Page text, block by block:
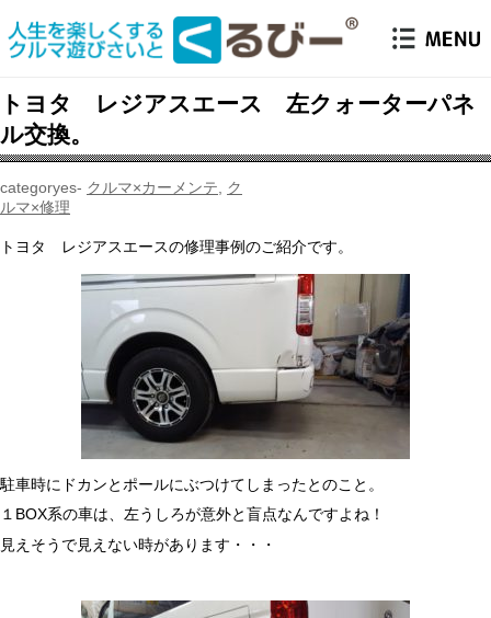
トヨタ レジアスエース 左クォーターパネ
ル交換。
クルマ×カーメンテ
ク
ルマ×修理
トヨタ レジアスエースの修理事例のご紹介です。
駐車時にドカンとポールにぶつけてしまったとのこと。
１BOX系の車は、左うしろが意外と盲点なんですよね！
見えそうで見えない時があります・・・